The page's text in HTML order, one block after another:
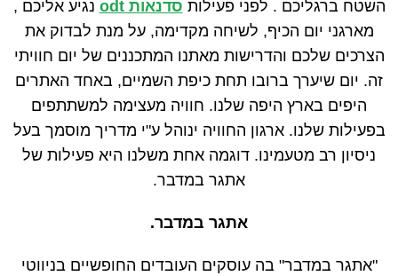
השטח ברגליכם . לפני פעילות סדנאות odt
נגיע אליכם ,
מארגני יום הכיף, לשיחה מקדימה, על מנת לבדוק את
הצרכים שלכם והדרישות מאתנו המתכננים של יום חוויתי
זה. יום שיערך ברובו תחת כיפת השמיים, באחד האתרים
היפים בארץ היפה שלנו. חוויה מעצימה למשתתפים
בפעילות שלנו. ארגון החוויה ינוהל ע"י מדריך מוסמך בעל
ניסיון רב מטעמינו. דוגמה אחת משלנו היא פעילות של
אתגר במדבר.
אתגר במדבר.
"אתגר במדבר" בה עוסקים העובדים החופשיים בניווטי